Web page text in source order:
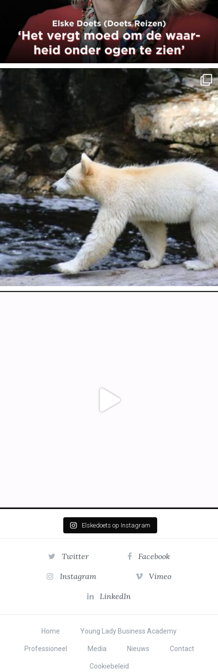
Elskedoets op Instagram
Twitter Facebook
Instagram Vimeo
LinkedIn
Home Young Lady Business Academy
Professioneel Media Nieuws Contact
Cookiebeleid